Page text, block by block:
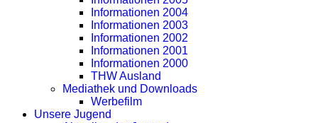
Informationen 2004
Informationen 2003
Informationen 2002
Informationen 2001
Informationen 2000
THW Ausland
Mediathek und Downloads
Werbefilm
Unsere Jugend